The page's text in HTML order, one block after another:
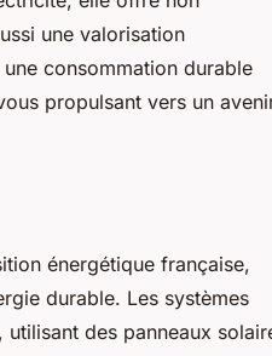
une valorisation
consommation durable
propulsant vers un
énergétique française,
durable. Les systèmes
des panneaux